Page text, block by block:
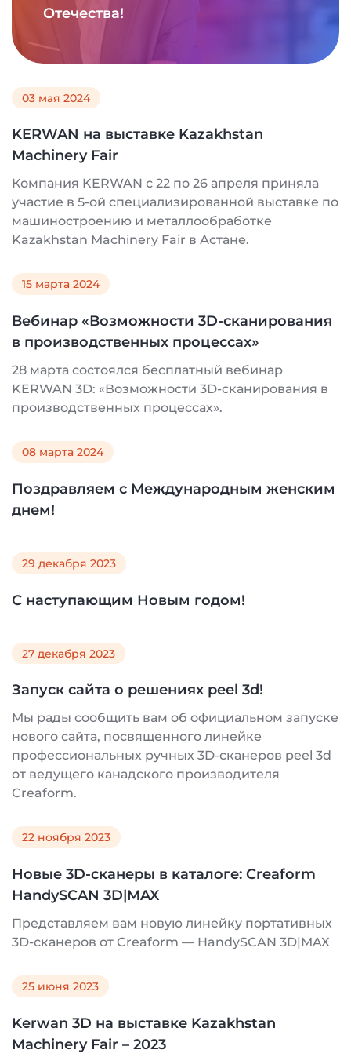
Отечества!
KERWAN на выставке Kazakhstan
Machinery Fair
03 мая 2024
Компания KERWAN с 22 по 26 апреля приняла
участие в 5-ой специализированной выставке по
машиностроению и металлообработке
Kazakhstan Machinery Fair в Астане.
Вебинар «Возможности 3D-сканирования
в производственных процессах»
15 марта 2024
28 марта состоялся бесплатный вебинар
KERWAN 3D: «Возможности 3D-сканирования в
производственных процессах».
Поздравляем с Международным женским
днем!
08 марта 2024
С наступающим Новым годом!
29 декабря 2023
Запуск сайта о решениях peel 3d!
27 декабря 2023
Мы рады сообщить вам об официальном запуске
нового сайта, посвященного линейке
профессиональных ручных 3D-сканеров peel 3d
от ведущего канадского производителя
Creaform.
Новые 3D-сканеры в каталоге: Creaform
HandySCAN 3D|MAX
22 ноября 2023
Представляем вам новую линейку портативных
3D-сканеров от Creaform — HandySCAN 3D|MAX
Kerwan 3D на выставке Kazakhstan
Machinery Fair – 2023
25 июня 2023